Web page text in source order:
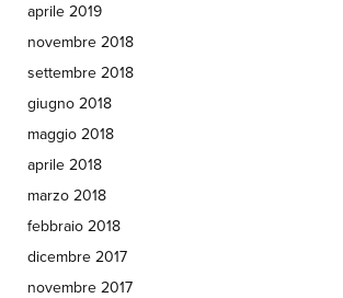
aprile 2019
novembre 2018
settembre 2018
giugno 2018
maggio 2018
aprile 2018
marzo 2018
febbraio 2018
dicembre 2017
novembre 2017